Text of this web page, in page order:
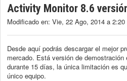
Activity Monitor 8.6
Modificado en: Vie, 22 Ago, 2014 a 2:20
Desde aquí podrás descargar el mejor
mercado. Está versión de
durante 15 días, la única limitación es
único equipo.